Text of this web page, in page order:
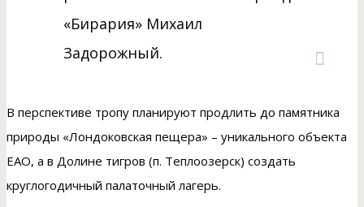
«Бирария» Михаил
Задорожный.
В перспективе тропу планируют продлить до памятника
природы «Лондоковская пещера» – уникального объекта
ЕАО, а в Долине тигров (п. Теплоозерск) создать
круглогодичный палаточный лагерь.